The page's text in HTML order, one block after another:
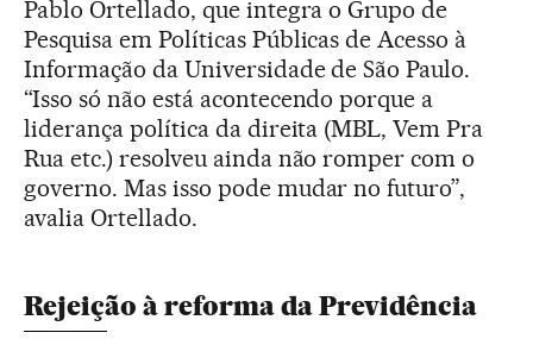
Pablo Ortellado, que integra o Grupo de
Pesquisa em Políticas Públicas de Acesso à
Informação da Universidade de São Paulo.
“Isso só não está acontecendo porque a
liderança política da direita (MBL, Vem Pra
Rua etc.) resolveu ainda não romper com o
governo. Mas isso pode mudar no futuro”,
avalia Ortellado.
Rejeição à reforma da Previdência